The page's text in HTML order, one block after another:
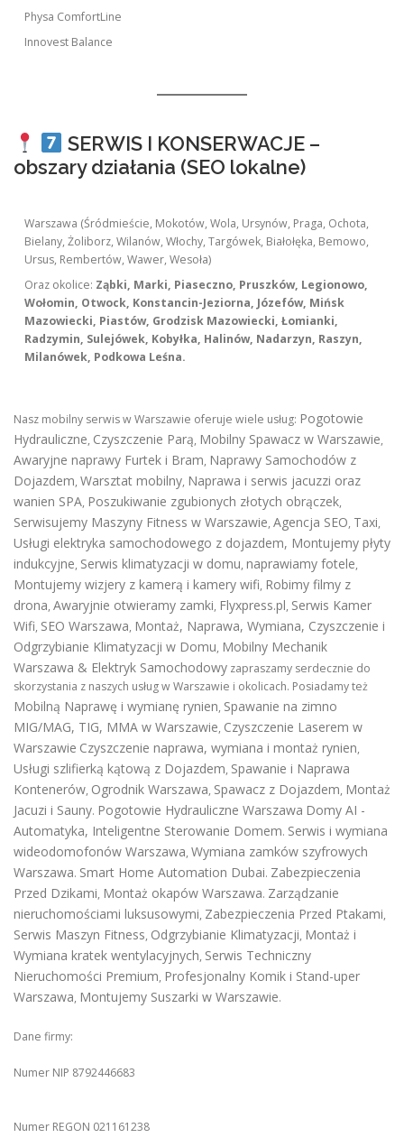
Physa ComfortLine
Innovest Balance
SERWIS I KONSERWACJE –
obszary działania (SEO lokalne)
Warszawa (Śródmieście, Mokotów, Wola, Ursynów, Praga, Ochota,
Bielany, Żoliborz, Wilanów, Włochy, Targówek, Białołęka, Bemowo,
Ursus, Rembertów, Wawer, Wesoła)
Oraz okolice: Ząbki, Marki, Piaseczno, Pruszków, Legionowo,
Wołomin, Otwock, Konstancin-Jeziorna, Józefów, Mińsk
Mazowiecki, Piastów, Grodzisk Mazowiecki, Łomianki,
Radzymin, Sulejówek, Kobyłka, Halinów, Nadarzyn, Raszyn,
Milanówek, Podkowa Leśna.
Nasz mobilny serwis w Warszawie oferuje wiele usług: Pogotowie
Hydrauliczne, Czyszczenie Parą, Mobilny Spawacz w Warszawie,
Awaryjne naprawy Furtek i Bram, Naprawy Samochodów z
Dojazdem, Warsztat mobilny, Naprawa i serwis jacuzzi oraz
wanien SPA, Poszukiwanie zgubionych złotych obrączek,
Serwisujemy Maszyny Fitness w Warszawie, Agencja SEO, Taxi,
Usługi elektryka samochodowego z dojazdem, Montujemy płyty
indukcyjne, Serwis klimatyzacji w domu, naprawiamy fotele,
Montujemy wizjery z kamerą i kamery wifi, Robimy filmy z
drona, Awaryjnie otwieramy zamki, Flyxpress.pl, Serwis Kamer
Wifi, SEO Warszawa, Montaż, Naprawa, Wymiana, Czyszczenie i
Odgrzybianie Klimatyzacji w Domu, Mobilny Mechanik
Warszawa & Elektryk Samochodowy zapraszamy serdecznie do
skorzystania z naszych usług w Warszawie i okolicach. Posiadamy też
Mobilną Naprawę i wymianę rynien, Spawanie na zimno
MIG/MAG, TIG, MMA w Warszawie, Czyszczenie Laserem w
Warszawie Czyszczenie naprawa, wymiana i montaż rynien,
Usługi szlifierką kątową z Dojazdem, Spawanie i Naprawa
Kontenerów, Ogrodnik Warszawa, Spawacz z Dojazdem, Montaż
Jacuzi i Sauny. Pogotowie Hydrauliczne Warszawa Domy AI -
Automatyka, Inteligentne Sterowanie Domem. Serwis i wymiana
wideodomofonów Warszawa, Wymiana zamków szyfrowych
Warszawa. Smart Home Automation Dubai. Zabezpieczenia
Przed Dzikami, Montaż okapów Warszawa. Zarządzanie
nieruchomościami luksusowymi, Zabezpieczenia Przed Ptakami,
Serwis Maszyn Fitness, Odgrzybianie Klimatyzacji, Montaż i
Wymiana kratek wentylacyjnych, Serwis Techniczny
Nieruchomości Premium, Profesjonalny Komik i Stand-uper
Warszawa, Montujemy Suszarki w Warszawie.
Dane firmy:
Numer NIP 8792446683
Numer REGON 021161238